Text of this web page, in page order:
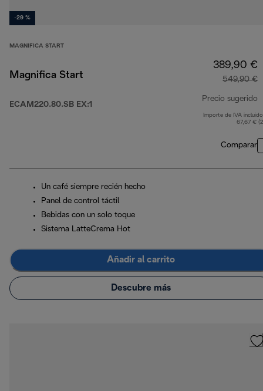
-29 %
MAGNIFICA START
Magnifica Start
ECAM220.80.SB EX:1
389,90 €
549,90 €
Precio sugerido
Importe de IVA
67,67 €
Comparar
Un café siempre recién hecho
Panel de control táctil
Bebidas con un solo toque
Sistema LatteCrema Hot
Añadir al carrito
Descubre más